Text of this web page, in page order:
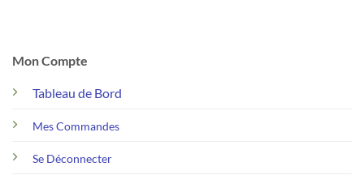
Mon Compte
Tableau de Bord
Mes Commandes
Se Déconnecter